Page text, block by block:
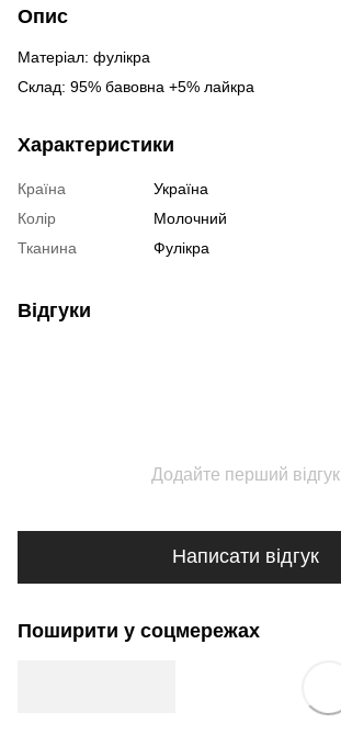
Опис
Матеріал: фулікра
Склад: 95% бавовна +5% лайкра
Характеристики
Країна
Україна
Колір
Молочний
Тканина
Фулікра
Відгуки
Додайте перший відгук
Написати відгук
Поширити у соцмережах